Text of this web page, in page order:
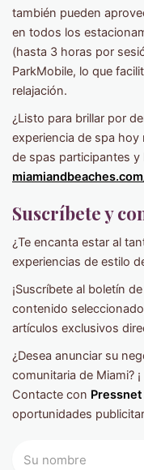
también pueden
en todos los
(hasta 3 horas por
ParkMobile, lo que
relajación.
¿Listo para brillar por
experiencia de spa
de spas participantes
Suscríbete y
¿Te encanta estar al
experiencias de estilo
¡Suscríbete al boletín de
contenido
artículos exclusivos
¿Desea anunciar su
comunitaria de Miami? ¡
Contacte con
oportunidades